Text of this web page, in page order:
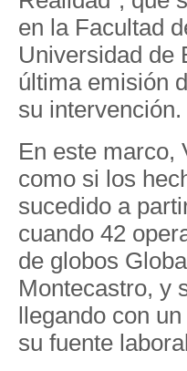
en la Facultad
Universidad de
última emisión
su intervención.
En este marco,
como si los
sucedido a
cuando 42
de globos
Montecastro, y
llegando con
su fuente